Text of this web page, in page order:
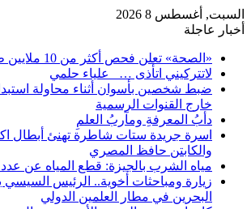
السبت, أغسطس 8 2026
أخبار عاجلة
«الصحة» تعلن فحص أكثر من 10 ملايين طفل
لاتتركيني اتأذى … علياء حلمي
ضبط شخصين بأسوان أثناء محاولة
خارج القنوات الرسمية
دأبُ المعرفةِ ومآربُ العلمِ
اسرة جريدة ستات شاطرة تهنئ أبطال
والكابتن حافظ المصري
مياه الشرب بالجيزة: قطع المياه عن
زيارة ومباحثات أخوية.. الرئيس
البحرين في مطار العلمين الدولي